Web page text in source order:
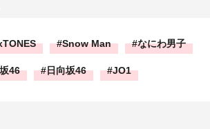
Snow Man なにわ男子
46 日向坂46 JO1